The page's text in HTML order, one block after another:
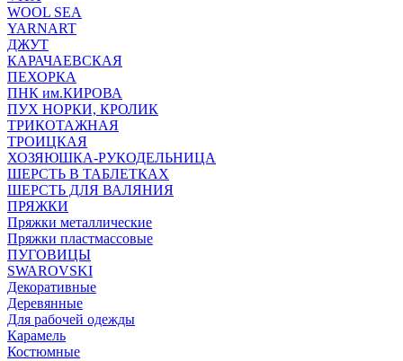
WOOL SEA
YARNART
ДЖУТ
КАРАЧАЕВСКАЯ
ПЕХОРКА
ПНК им.КИРОВА
ПУХ НОРКИ, КРОЛИК
ТРИКОТАЖНАЯ
ТРОИЦКАЯ
ХОЗЯЮШКА-РУКОДЕЛЬНИЦА
ШЕРСТЬ В ТАБЛЕТКАХ
ШЕРСТЬ ДЛЯ ВАЛЯНИЯ
ПРЯЖКИ
Пряжки металлические
Пряжки пластмассовые
ПУГОВИЦЫ
SWAROVSKI
Декоративные
Деревянные
Для рабочей одежды
Карамель
Костюмные